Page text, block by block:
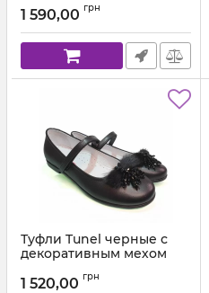
Артикул: 200-19-12 С (31-37)
1 590,00 грн
Туфли Tunel черные с
декоративным мехом
Артикул: 1617.19.33 С (31-37) 19
1 520,00 грн